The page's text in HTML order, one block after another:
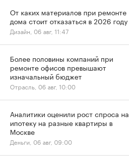
От каких материалов при ремонте
дома стоит отказаться в 2026 году
Дизайн, 06 авг, 11:47
Более половины компаний при
ремонте офисов превышают
изначальный бюджет
Отрасль, 06 авг, 10:00
Аналитики оценили рост спроса на
ипотеку на разные квартиры в
Москве
Деньги, 06 авг, 09:00